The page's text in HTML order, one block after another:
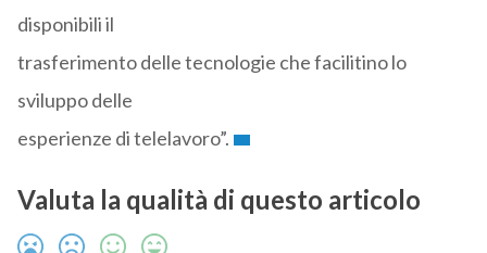
disponibili il
trasferimento delle tecnologie che facilitino lo
sviluppo delle
esperienze di telelavoro”.
Valuta la qualità di questo articolo